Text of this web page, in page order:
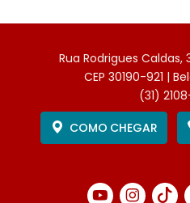
Rua Rodrigues
CEP 30190-921 |
(31)
COMO CHEGAR